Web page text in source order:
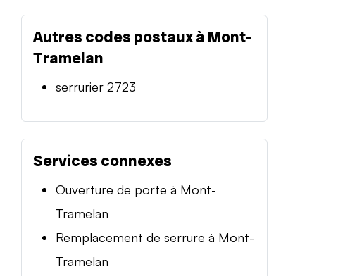
Autres codes postaux à Mont-
Tramelan
serrurier 2723
Services connexes
Ouverture de porte à Mont-
Tramelan
Remplacement de serrure à Mont-
Tramelan